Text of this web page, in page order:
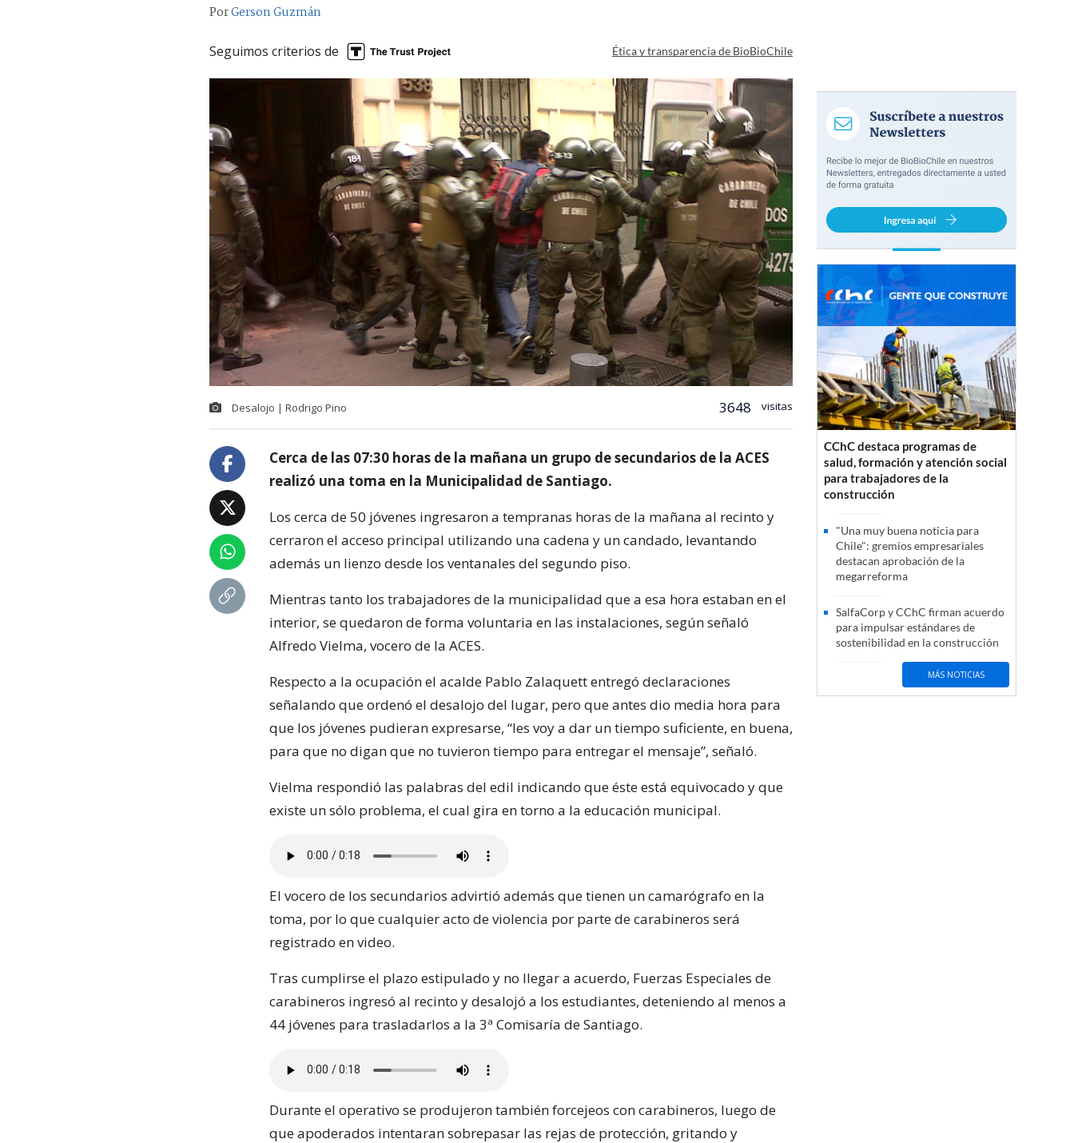
PorGerson Guzmán
Seguimos criterios de Ética y transparencia de BioBioChile
Desalojo | Rodrigo Pino 3648 visitas
Cerca de las 07:30 horas de la mañana un grupo de secundarios de la ACES
realizó una toma en la Municipalidad de Santiago.
Los cerca de 50 jóvenes ingresaron a tempranas horas de la mañana al recinto y
cerraron el acceso principal utilizando una cadena y un candado, levantando
además un lienzo desde los ventanales del segundo piso.
Mientras tanto los trabajadores de la municipalidad que a esa hora estaban en el
interior, se quedaron de forma voluntaria en las instalaciones, según señaló
Alfredo Vielma, vocero de la ACES.
Respecto a la ocupación el acalde Pablo Zalaquett entregó declaraciones
señalando que ordenó el desalojo del lugar, pero que antes dio media hora para
que los jóvenes pudieran expresarse, “les voy a dar un tiempo suficiente, en buena,
para que no digan que no tuvieron tiempo para entregar el mensaje”, señaló.
Vielma respondió las palabras del edil indicando que éste está equivocado y que
existe un sólo problema, el cual gira en torno a la educación municipal.
El vocero de los secundarios advirtió además que tienen un camarógrafo en la
toma, por lo que cualquier acto de violencia por parte de carabineros será
registrado en video.
Tras cumplirse el plazo estipulado y no llegar a acuerdo, Fuerzas Especiales de
carabineros ingresó al recinto y desalojó a los estudiantes, deteniendo al menos a
44 jóvenes para trasladarlos a la 3ª Comisaría de Santiago.
Durante el operativo se produjeron también forcejeos con carabineros, luego de
que apoderados intentaran sobrepasar las rejas de protección, gritando y
CChC destaca programas de
salud, formación y atención social
para trabajadores de la
construcción
"Una muy buena noticia para
Chile": gremios empresariales
destacan aprobación de la
megarreforma
SalfaCorp y CChC firman acuerdo
para impulsar estándares de
sostenibilidad en la construcción
MÁS NOTICIAS